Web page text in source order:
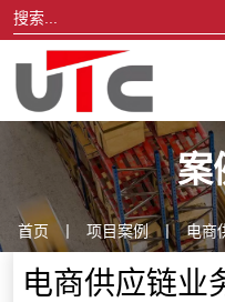
案
首页 丨 项目案例 丨 电商
电商供应链业